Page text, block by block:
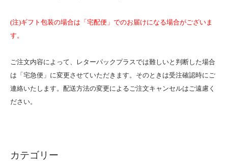
(注)ギフト包装の場合は「宅配便」でのお届けになる場合がございま
す。
ご注文内容によって、レターパックプラスでは難しいと判断した場合
は「宅急便」に変更させていただきます。そのときは受注確認時にご
連絡いたします。配送方法の変更によるご注文キャンセルはご遠慮く
ださい。
カテゴリー